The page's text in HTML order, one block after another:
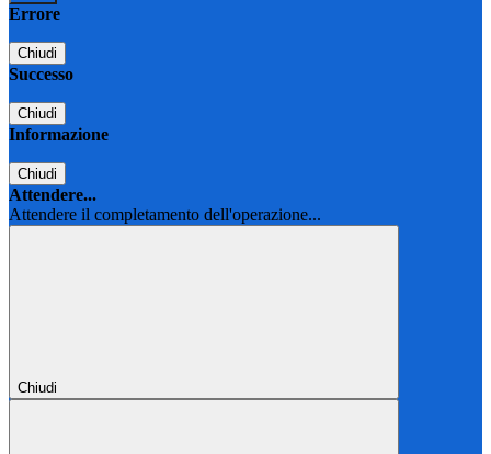
Errore
Chiudi
Successo
Chiudi
Informazione
Chiudi
Attendere...
Attendere il completamento dell'operazione...
Chiudi